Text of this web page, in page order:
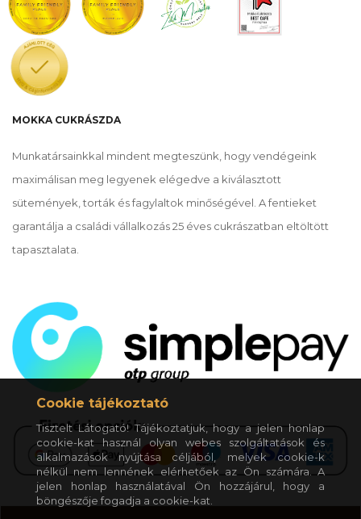
MOKKA CUKRÁSZDA
Munkatársainkkal mindent megteszünk, hogy vendégeink
maximálisan meg legyenek elégedve a kiválasztott
sütemények, torták és fagylaltok minőségével. A fentieket
garantálja a családi vállalkozás 25 éves cukrászatban eltöltött
tapasztalata.
Cookie tájékoztató
Tisztelt Látogató! Tájékoztatjuk, hogy a jelen honlap
cookie-kat használ olyan webes szolgáltatások és
alkalmazások nyújtása céljából, melyek cookie-k
nélkül nem lennének elérhetőek az Ön számára. A
jelen honlap használatával Ön hozzájárul, hogy a
böngészője fogadja a cookie-kat.